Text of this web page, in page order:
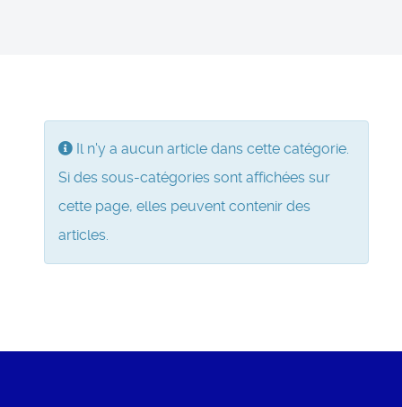
Information
Il n'y a aucun article dans cette catégorie.
Si des sous-catégories sont affichées sur
cette page, elles peuvent contenir des
articles.